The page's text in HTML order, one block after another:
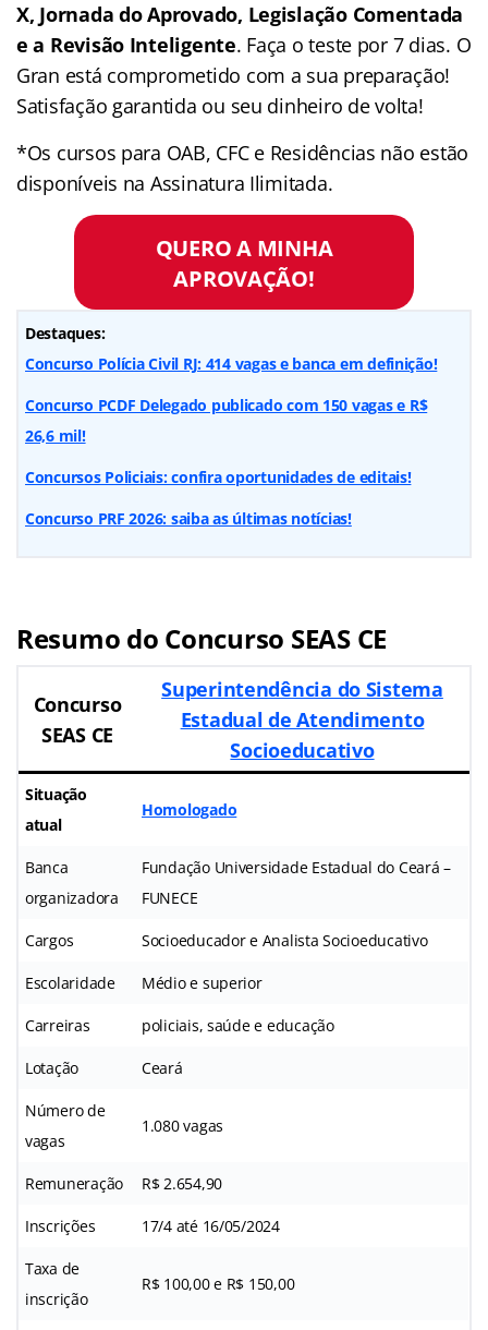
X, Jornada do Aprovado, Legislação Comentada
e a Revisão Inteligente. Faça o teste por 7 dias. O
Gran está comprometido com a sua preparação!
Satisfação garantida ou seu dinheiro de volta!
*Os cursos para OAB, CFC e Residências não estão
disponíveis na Assinatura Ilimitada.
QUERO A MINHA
APROVAÇÃO!
Destaques:
Concurso Polícia Civil RJ: 414 vagas e banca em definição!
Concurso PCDF Delegado publicado com 150 vagas e R$
26,6 mil!
Concursos Policiais: confira oportunidades de editais!
Concurso PRF 2026: saiba as últimas notícias!
Resumo do Concurso SEAS CE
Concurso
SEAS CE
Superintendência do Sistema
Estadual de Atendimento
Socioeducativo
Situação
atual
Homologado
Banca
organizadora
Fundação Universidade Estadual do Ceará –
FUNECE
Cargos Socioeducador e Analista Socioeducativo
Escolaridade Médio e superior
Carreiras policiais, saúde e educação
Lotação Ceará
Número de
vagas
1.080 vagas
Remuneração R$ 2.654,90
Inscrições 17/4 até 16/05/2024
Taxa de
inscrição
R$ 100,00 e R$ 150,00